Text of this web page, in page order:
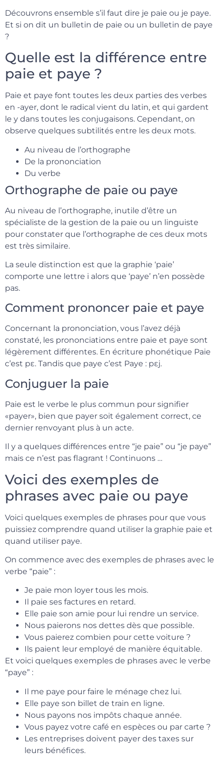
Découvrons ensemble s’il faut dire je paie ou je paye.
Et si on dit un bulletin de paie ou un bulletin de paye
?
Quelle est la différence entre
paie et paye ?
Paie et paye font toutes les deux parties des verbes
en -ayer, dont le radical vient du latin, et qui gardent
le y dans toutes les conjugaisons. Cependant, on
observe quelques subtilités entre les deux mots.
Au niveau de l’orthographe
De la prononciation
Du verbe
Orthographe de paie ou paye
Au niveau de l’orthographe, inutile d’être un
spécialiste de la gestion de la paie ou un linguiste
pour constater que l’orthographe de ces deux mots
est très similaire.
La seule distinction est que la graphie ‘paie’
comporte une lettre i alors que ‘paye’ n’en possède
pas.
Comment prononcer paie et paye
Concernant la prononciation, vous l’avez déjà
constaté, les prononciations entre paie et paye sont
légèrement différentes. En écriture phonétique Paie
c’est pɛ. Tandis que paye c’est Paye : pɛj.
Conjuguer la paie
Paie est le verbe le plus commun pour signifier
«payer», bien que payer soit également correct, ce
dernier renvoyant plus à un acte.
Il y a quelques différences entre “je paie” ou “je paye”
mais ce n’est pas flagrant ! Continuons …
Voici des exemples de
phrases avec paie ou paye
Voici quelques exemples de phrases pour que vous
puissiez comprendre quand utiliser la graphie paie et
quand utiliser paye.
On commence avec des exemples de phrases avec le
verbe “paie” :
Je paie mon loyer tous les mois.
Il paie ses factures en retard.
Elle paie son amie pour lui rendre un service.
Nous paierons nos dettes dès que possible.
Vous paierez combien pour cette voiture ?
Ils paient leur employé de manière équitable.
Et voici quelques exemples de phrases avec le verbe
“paye” :
Il me paye pour faire le ménage chez lui.
Elle paye son billet de train en ligne.
Nous payons nos impôts chaque année.
Vous payez votre café en espèces ou par carte ?
Les entreprises doivent payer des taxes sur
leurs bénéfices.